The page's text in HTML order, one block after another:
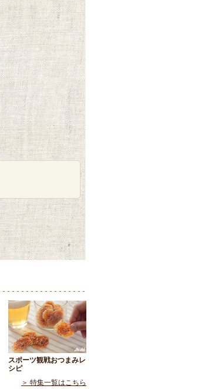
スポーツ観戦おつまみレ
シピ
＞ 特集一覧はこちら